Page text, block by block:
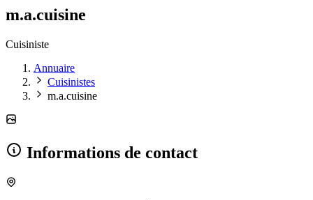
m.a.cuisine
Cuisiniste
Annuaire
Cuisinistes
m.a.cuisine
Informations de contact